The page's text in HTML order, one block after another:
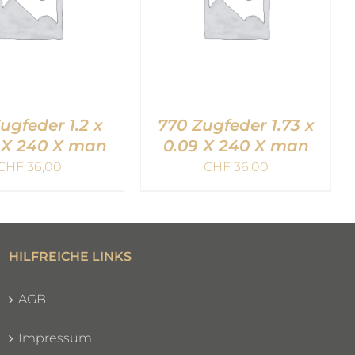
1.2 x
240 X man
36,00
770 Zugfeder 1.73 x
0.09 X 240 X man
CHF36,00
HILFREICHE LINKS
AGB
Impressum